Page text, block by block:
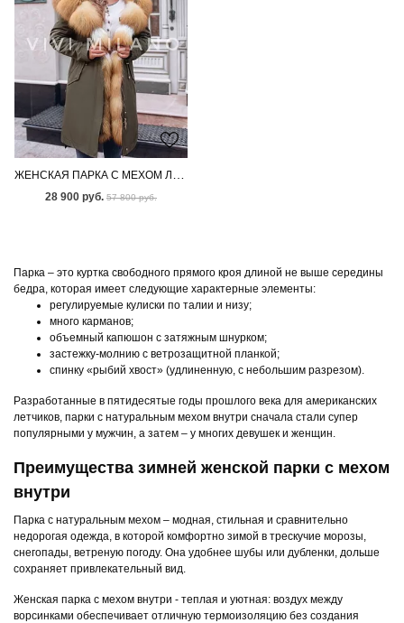
ЖЕНСКАЯ ПАРКА С МЕХОМ ЛИСЫ
28 900 руб. 57 800 руб.
Парка – это куртка свободного прямого кроя длиной не выше середины
бедра, которая имеет следующие характерные элементы:
регулируемые кулиски по талии и низу;
много карманов;
объемный капюшон с затяжным шнурком;
застежку-молнию с ветрозащитной планкой;
спинку «рыбий хвост» (удлиненную, с небольшим разрезом).
Разработанные в пятидесятые годы прошлого века для американских
летчиков, парки с натуральным мехом внутри сначала стали супер
популярными у мужчин, а затем – у многих девушек и женщин.
Преимущества зимней женской парки с мехом
внутри
Парка с натуральным мехом – модная, стильная и сравнительно
недорогая одежда, в которой комфортно зимой в трескучие морозы,
снегопады, ветреную погоду. Она удобнее шубы или дубленки, дольше
сохраняет привлекательный вид.
Женская парка с мехом внутри - теплая и уютная: воздух между
ворсинками обеспечивает отличную термоизоляцию без создания